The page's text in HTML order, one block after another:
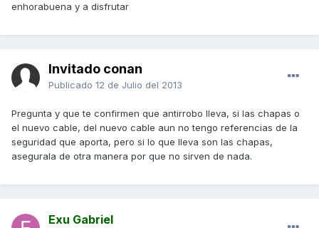
enhorabuena y a disfrutar
Invitado conan
Publicado 12 de Julio del 2013
Pregunta y que te confirmen que antirrobo lleva, si las chapas o
el nuevo cable, del nuevo cable aun no tengo referencias de la
seguridad que aporta, pero si lo que lleva son las chapas,
asegurala de otra manera por que no sirven de nada.
Exu Gabriel